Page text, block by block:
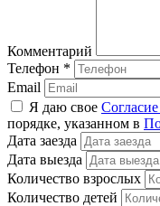
Комментарий
Телефон *
Email
Я даю свое
порядке, указанном в
Дата заезда
Дата выезда
Количество взрослых
Количество детей